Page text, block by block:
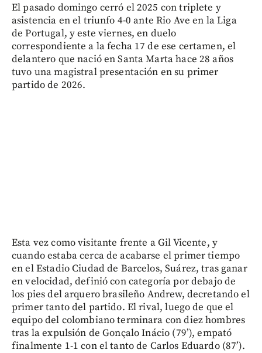
El pasado domingo cerró el 2025 con triplete y
asistencia en el triunfo 4-0 ante Rio Ave en la Liga
de Portugal, y este viernes, en duelo
correspondiente a la fecha 17 de ese certamen, el
delantero que nació en Santa Marta hace 28 años
tuvo una magistral presentación en su primer
partido de 2026.
Esta vez como visitante frente a Gil Vicente, y
cuando estaba cerca de acabarse el primer tiempo
en el Estadio Ciudad de Barcelos, Suárez, tras ganar
en velocidad, definió con categoría por debajo de
los pies del arquero brasileño Andrew, decretando el
primer tanto del partido. El rival, luego de que el
equipo del colombiano terminara con diez hombres
tras la expulsión de Gonçalo Inácio (79’), empató
finalmente 1-1 con el tanto de Carlos Eduardo (87’).